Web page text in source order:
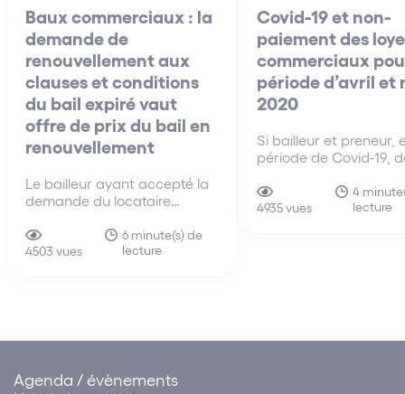
Baux commerciaux : la
demande de
renouvellement aux
clauses et conditions
du bail expiré vaut
offre de prix du bail en
renouvellement
Le bailleur ayant accepté la
demande du locataire
aux clauses et conditions du
précédent bail, la demande
4503 vues
6 minute(s) de
lecture
Covid-19 et non-
paiement des
commerciaux
période d’avril et
2020
Si bailleur et preneur,
période de Covid-19,
sur la nécessité
les modalités
4935 vues
4
lecture
Agenda / évènements